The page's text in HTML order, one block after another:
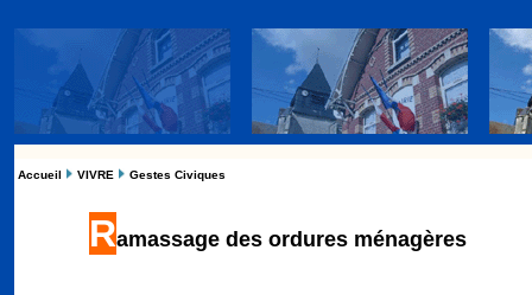
Accueil VIVRE Gestes Civiques
Ramassage des ordures ménagères